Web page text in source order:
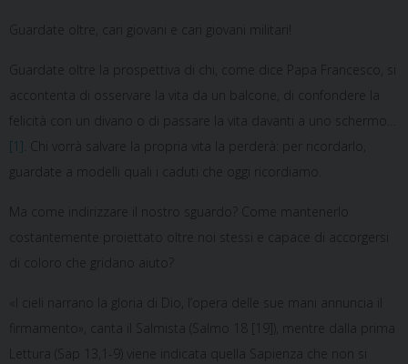
Guardate oltre, cari giovani e cari giovani militari!
Guardate oltre la prospettiva di chi, come dice Papa Francesco, si
accontenta di osservare la vita da un balcone, di confondere la
felicità con un divano o di passare la vita davanti a uno schermo…
[1] . Chi vorrà salvare la propria vita la perderà: per ricordarlo,
guardate a modelli quali i caduti che oggi ricordiamo.
Ma come indirizzare il nostro sguardo? Come mantenerlo
costantemente proiettato oltre noi stessi e capace di accorgersi
di coloro che gridano aiuto?
«I cieli narrano la gloria di Dio, l’opera delle sue mani annuncia il
firmamento», canta il Salmista (Salmo 18 [19]), mentre dalla prima
Lettura (Sap 13,1-9) viene indicata quella Sapienza che non si